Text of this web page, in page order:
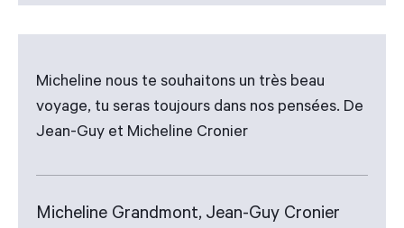
Micheline nous te souhaitons un très beau
voyage, tu seras toujours dans nos pensées. De
Jean-Guy et Micheline Cronier
Micheline Grandmont, Jean-Guy Cronier